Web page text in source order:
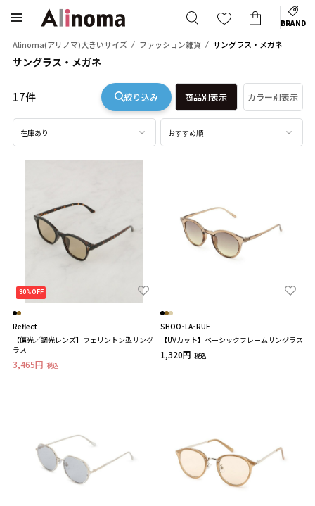
BRAND
Alinoma(アリノマ)大きいサイズ ファッション雑貨 サングラス・メガネ
サングラス・メガネ
17件 絞り込み 商品別表示 カラー別表示
在庫あり おすすめ順
30%OFF
Reflect
【偏光／調光レンズ】ウェリントン型サング
ラス
3,465円 税込
SHOO･LA･RUE
【UVカット】ベーシックフレームサングラス
1,320円 税込